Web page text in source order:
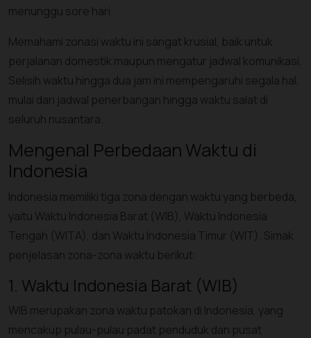
menunggu sore hari.
Memahami zonasi waktu ini sangat krusial, baik untuk
perjalanan domestik maupun mengatur jadwal komunikasi.
Selisih waktu hingga dua jam ini mempengaruhi segala hal,
mulai dari jadwal penerbangan hingga waktu salat di
seluruh nusantara.
Mengenal Perbedaan Waktu di
Indonesia
Indonesia memiliki tiga zona dengan waktu yang berbeda,
yaitu Waktu Indonesia Barat (WIB), Waktu Indonesia
Tengah (WITA), dan Waktu Indonesia Timur (WIT). Simak
penjelasan zona-zona waktu berikut:
1. Waktu Indonesia Barat (WIB)
WIB merupakan zona waktu patokan di Indonesia, yang
mencakup pulau-pulau padat penduduk dan pusat